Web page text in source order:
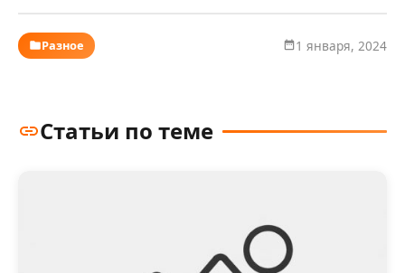
Разное 1 января, 2024
Статьи по теме